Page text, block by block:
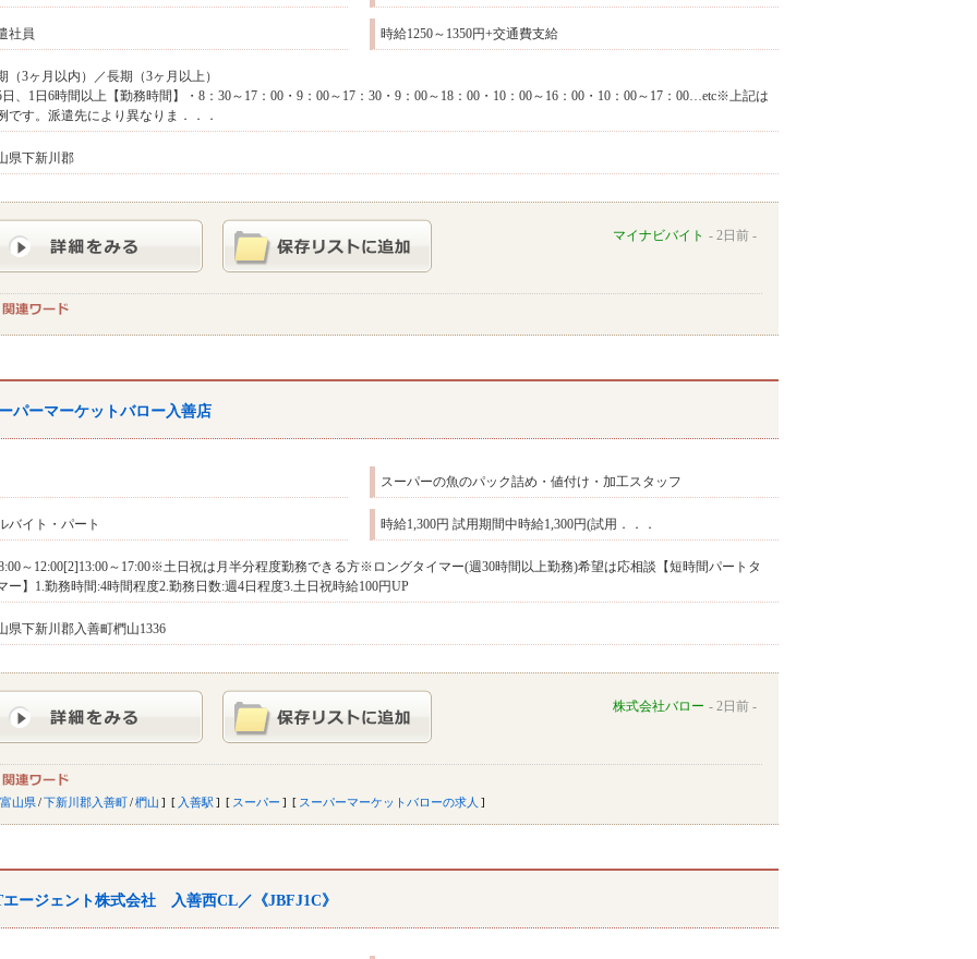
社員 時給1250～1350円+交通費支給
（3ヶ月以内）／長期（3ヶ月以上）
、1日6時間以上【勤務時間】・8：30～17：00・9：00～17：30・9：00～18：00・10：00～16：00・10：00～17：00…etc※上記は
です。派遣先により異なりま．．．
県下新川郡
マイナビバイト 2日前
パーマーケットバロー入善店
スーパーの魚のパック詰め・値付け・加工スタッフ
バイト・パート 時給1,300円 試用期間中時給1,300円(試用．．．
～12:00[2]13:00～17:00※土日祝は月半分程度勤務できる方※ロングタイマー(週30時間以上勤務)希望は応相談【短時間パートタ
ー】1.勤務時間:4時間程度2.勤務日数:週4日程度3.土日祝時給100円UP
県下新川郡入善町椚山1336
株式会社バロー 2日前
富山県/下新川郡入善町/椚山 入善駅 スーパー スーパーマーケットバローの求人
エージェント株式会社 入善西CL／《JBFJ1C》